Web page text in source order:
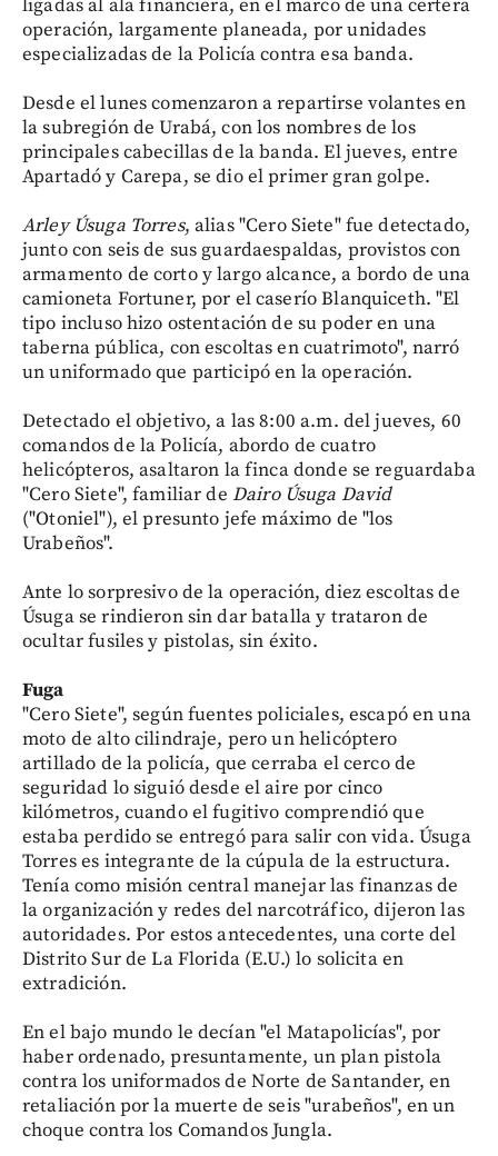
ligadas al ala financiera, en el marco de una certera
operación, largamente planeada, por unidades
especializadas de la Policía contra esa banda.
Desde el lunes comenzaron a repartirse volantes en
la subregión de Urabá, con los nombres de los
principales cabecillas de la banda. El jueves, entre
Apartadó y Carepa, se dio el primer gran golpe.
Arley Úsuga Torres, alias "Cero Siete" fue detectado,
junto con seis de sus guardaespaldas, provistos con
armamento de corto y largo alcance, a bordo de una
camioneta Fortuner, por el caserío Blanquiceth. "El
tipo incluso hizo ostentación de su poder en una
taberna pública, con escoltas en cuatrimoto", narró
un uniformado que participó en la operación.
Detectado el objetivo, a las 8:00 a.m. del jueves, 60
comandos de la Policía, abordo de cuatro
helicópteros, asaltaron la finca donde se reguardaba
"Cero Siete", familiar de Dairo Úsuga David
("Otoniel"), el presunto jefe máximo de "los
Urabeños".
Ante lo sorpresivo de la operación, diez escoltas de
Úsuga se rindieron sin dar batalla y trataron de
ocultar fusiles y pistolas, sin éxito.
Fuga
"Cero Siete", según fuentes policiales, escapó en una
moto de alto cilindraje, pero un helicóptero
artillado de la policía, que cerraba el cerco de
seguridad lo siguió desde el aire por cinco
kilómetros, cuando el fugitivo comprendió que
estaba perdido se entregó para salir con vida. Úsuga
Torres es integrante de la cúpula de la estructura.
Tenía como misión central manejar las finanzas de
la organización y redes del narcotráfico, dijeron las
autoridades. Por estos antecedentes, una corte del
Distrito Sur de La Florida (E.U.) lo solicita en
extradición.
En el bajo mundo le decían "el Matapolicías", por
haber ordenado, presuntamente, un plan pistola
contra los uniformados de Norte de Santander, en
retaliación por la muerte de seis "urabeños", en un
choque contra los Comandos Jungla.